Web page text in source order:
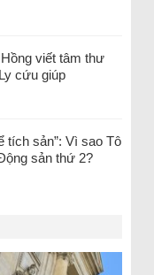
viết tâm thư
cứu giúp
tích sản”: Vì sao Tô
sản thứ 2?